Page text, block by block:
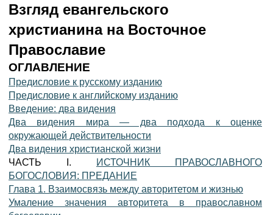
Взгляд евангельского
христианина на Восточное
Православие
ОГЛАВЛЕНИЕ
Предисловие к русскому изданию
Предисловие к английскому изданию
Введение: два видения
Два видения мира — два подхода к оценке
окружающей действительности
Два видения христианской жизни
ЧАСТЬ I.
ИСТОЧНИК ПРАВОСЛАВНОГО
БОГОСЛОВИЯ: ПРЕДАНИЕ
Глава 1. Взаимосвязь между авторитетом и жизнью
Умаление значения авторитета в православном